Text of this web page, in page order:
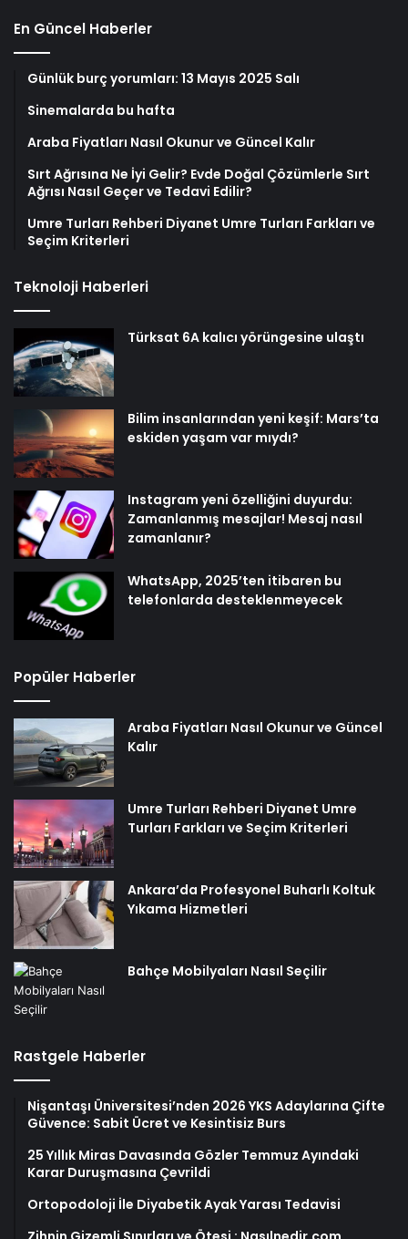
En Güncel Haberler
Günlük burç yorumları: 13 Mayıs 2025 Salı
Sinemalarda bu hafta
Araba Fiyatları Nasıl Okunur ve Güncel Kalır
Sırt Ağrısına Ne İyi Gelir? Evde Doğal Çözümlerle Sırt
Ağrısı Nasıl Geçer ve Tedavi Edilir?
Umre Turları Rehberi Diyanet Umre Turları Farkları ve
Seçim Kriterleri
Teknoloji Haberleri
Türksat 6A kalıcı yörüngesine ulaştı
Bilim insanlarından yeni keşif: Mars’ta
eskiden yaşam var mıydı?
Instagram yeni özelliğini duyurdu:
Zamanlanmış mesajlar! Mesaj nasıl
zamanlanır?
WhatsApp, 2025’ten itibaren bu
telefonlarda desteklenmeyecek
Popüler Haberler
Araba Fiyatları Nasıl Okunur ve Güncel
Kalır
Umre Turları Rehberi Diyanet Umre
Turları Farkları ve Seçim Kriterleri
Ankara’da Profesyonel Buharlı Koltuk
Yıkama Hizmetleri
Bahçe Mobilyaları Nasıl Seçilir
Rastgele Haberler
Nişantaşı Üniversitesi’nden 2026 YKS Adaylarına Çifte
Güvence: Sabit Ücret ve Kesintisiz Burs
25 Yıllık Miras Davasında Gözler Temmuz Ayındaki
Karar Duruşmasına Çevrildi
Ortopodoloji İle Diyabetik Ayak Yarası Tedavisi